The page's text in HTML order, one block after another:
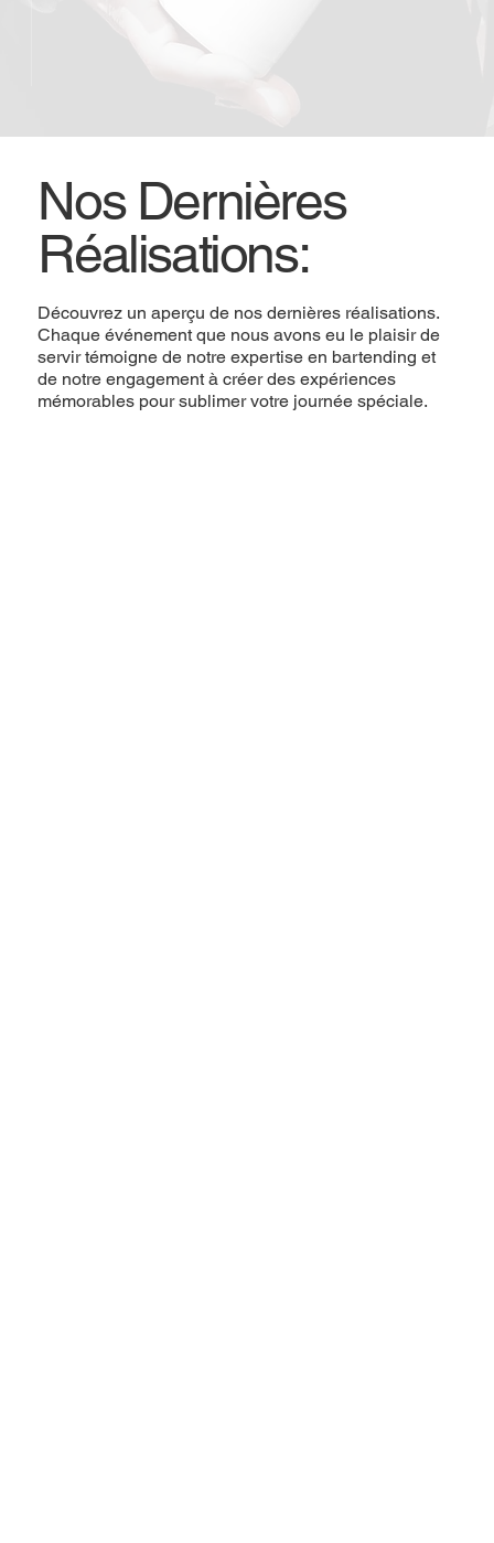
Nos Dernières
Réalisations:
Découvrez un aperçu de nos dernières réalisations.
Chaque événement que nous avons eu le plaisir de
servir témoigne de notre expertise en bartending et
de notre engagement à créer des expériences
mémorables pour sublimer votre journée spéciale.